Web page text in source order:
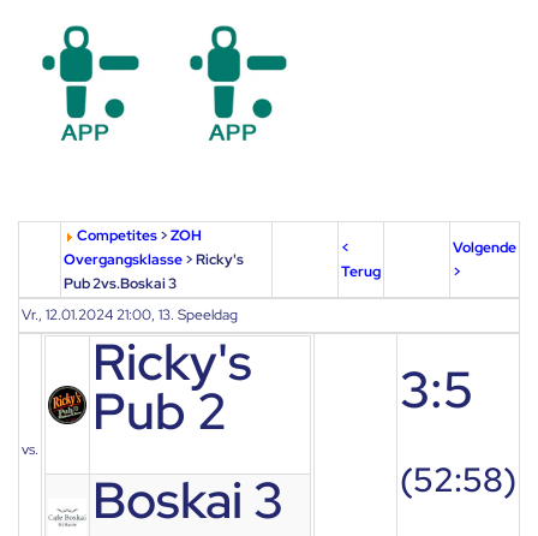
Competites>ZOH
Overgangsklasse> Ricky's
Pub 2vs.Boskai 3
<
Terug
Volgende
>
Vr., 12.01.2024 21:00, 13. Speeldag
vs.
Ricky's
Pub 2
Boskai 3
3:5
(52:58)